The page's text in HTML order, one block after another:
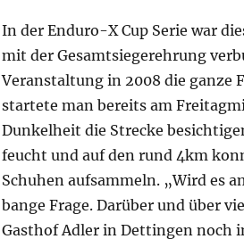
In der Enduro-X Cup Serie war
mit der Gesamtsiegerehrung
Veranstaltung in 2008 die ganze
startete man bereits am
Dunkelheit die Strecke
feucht und auf den rund 4km
Schuhen aufsammeln. „Wird es
bange Frage. Darüber und über
Gasthof Adler in Dettingen noch